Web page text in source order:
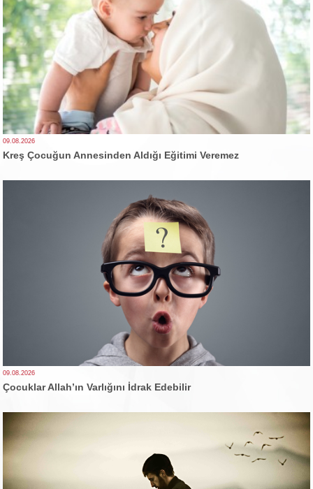
09.08.2026
Kreş Çocuğun Annesinden Aldığı Eğitimi Veremez
09.08.2026
Çocuklar Allah’ın Varlığını İdrak Edebilir